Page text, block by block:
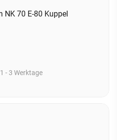
NK 70 E-80 Kuppel
1 - 3 Werktage